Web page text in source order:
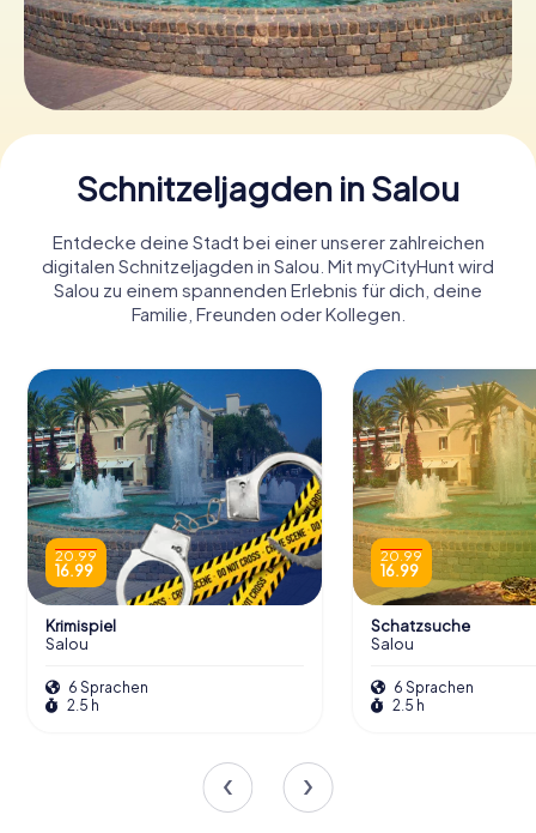
Gutscheine bestellen
Schnitzeljagden in Salou
Entdecke deine Stadt bei einer unserer zahlreichen
digitalen Schnitzeljagden in Salou. Mit myCityHunt wird
Salou zu einem spannenden Erlebnis für dich, deine
Familie, Freunden oder Kollegen.
20.99
16.99
Krimispiel
Salou
6 Sprachen
2.5 h
20.99
16.99
Schatzsuche
Salou
6 Sprachen
2.5 h